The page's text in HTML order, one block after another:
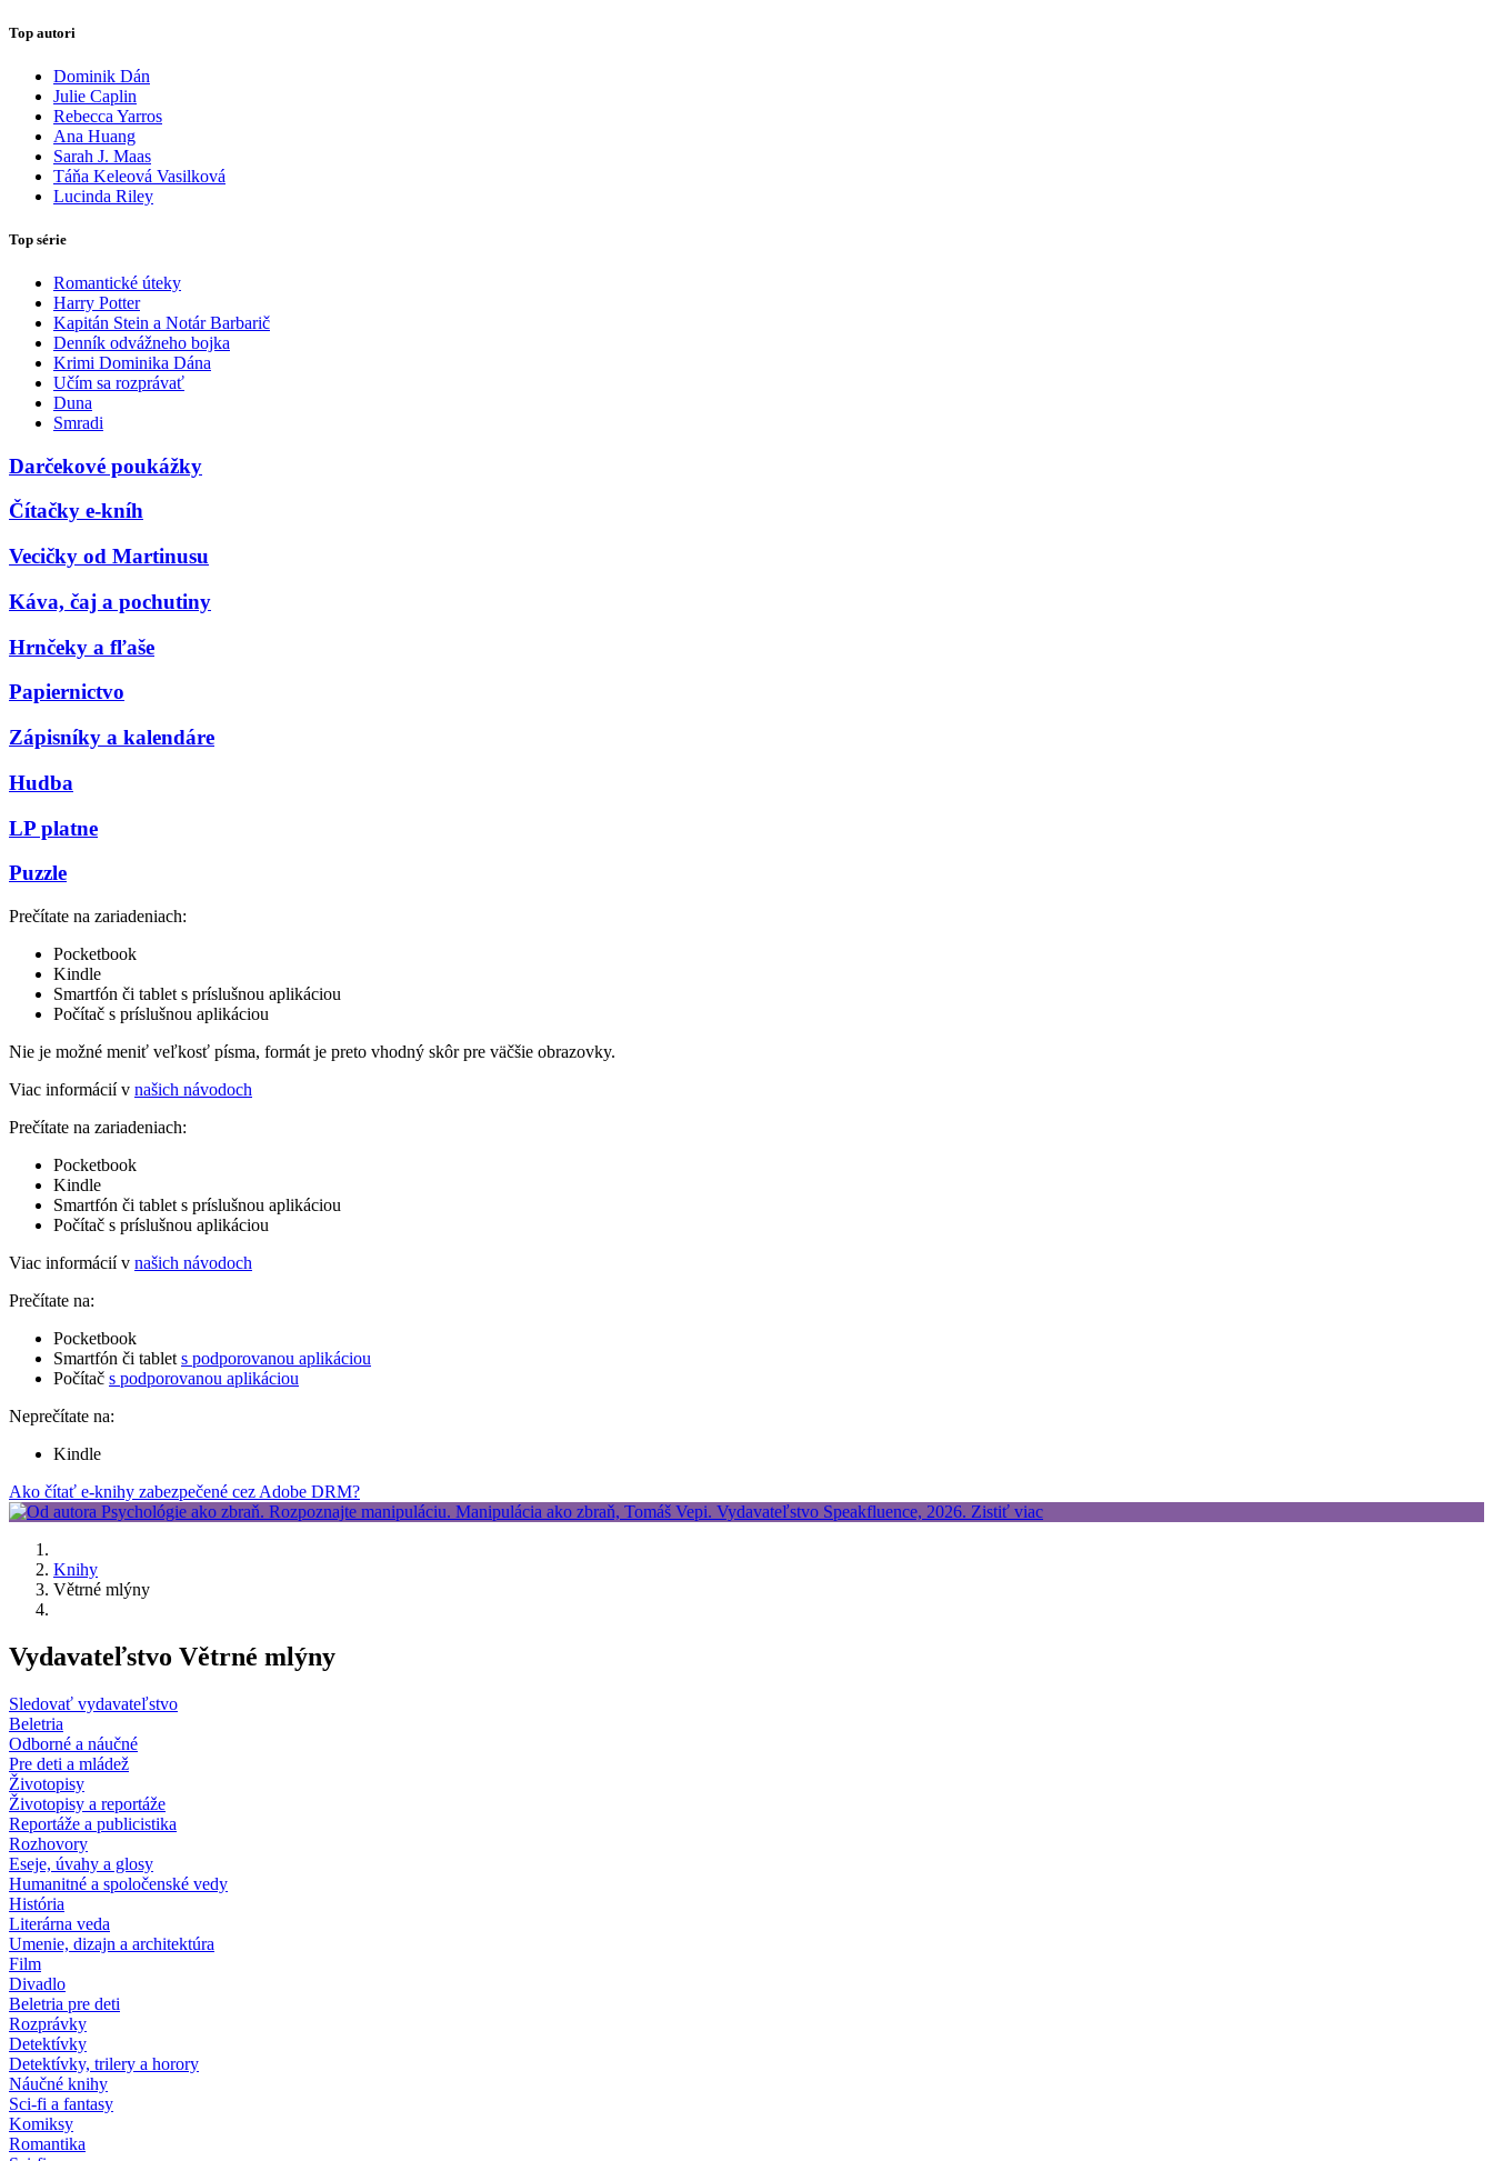
Top autori
Dominik Dán
Julie Caplin
Rebecca Yarros
Ana Huang
Sarah J. Maas
Táňa Keleová Vasilková
Lucinda Riley
Top série
Romantické úteky
Harry Potter
Kapitán Stein a Notár Barbarič
Denník odvážneho bojka
Krimi Dominika Dána
Učím sa rozprávať
Duna
Smradi
Darčekové poukážky
Čítačky e-kníh
Vecičky od Martinusu
Káva, čaj a pochutiny
Hrnčeky a fľaše
Papiernictvo
Zápisníky a kalendáre
Hudba
LP platne
Puzzle
Prečítate na zariadeniach:
Pocketbook
Kindle
Smartfón či tablet s príslušnou aplikáciou
Počítač s príslušnou aplikáciou
Nie je možné meniť veľkosť písma, formát je preto vhodný skôr pre väčšie obrazovky.
Viac informácií v našich návodoch
Prečítate na zariadeniach:
Pocketbook
Kindle
Smartfón či tablet s príslušnou aplikáciou
Počítač s príslušnou aplikáciou
Viac informácií v našich návodoch
Prečítate na:
Pocketbook
Smartfón či tablet s podporovanou aplikáciou
Počítač s podporovanou aplikáciou
Neprečítate na:
Kindle
Ako čítať e-knihy zabezpečené cez Adobe DRM?
Knihy
Větrné mlýny
Vydavateľstvo Větrné mlýny
Sledovať vydavateľstvo
Beletria
Odborné a náučné
Pre deti a mládež
Životopisy
Životopisy a reportáže
Reportáže a publicistika
Rozhovory
Eseje, úvahy a glosy
Humanitné a spoločenské vedy
História
Literárna veda
Umenie, dizajn a architektúra
Film
Divadlo
Beletria pre deti
Rozprávky
Detektívky
Detektívky, trilery a horory
Náučné knihy
Sci-fi a fantasy
Komiksy
Romantika